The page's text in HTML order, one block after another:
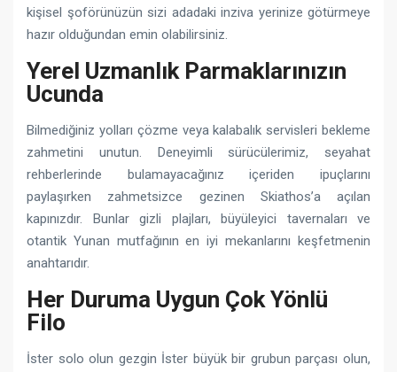
kişisel şoförünüzün sizi adadaki inziva yerinize götürmeye
hazır olduğundan emin olabilirsiniz.
Yerel Uzmanlık Parmaklarınızın
Ucunda
Bilmediğiniz yolları çözme veya kalabalık servisleri bekleme
zahmetini unutun. Deneyimli sürücülerimiz, seyahat
rehberlerinde bulamayacağınız içeriden ipuçlarını
paylaşırken zahmetsizce gezinen Skiathos’a açılan
kapınızdır. Bunlar gizli plajları, büyüleyici tavernaları ve
otantik Yunan mutfağının en iyi mekanlarını keşfetmenin
anahtarıdır.
Her Duruma Uygun Çok Yönlü
Filo
İster solo olun gezgin İster büyük bir grubun parçası olun,